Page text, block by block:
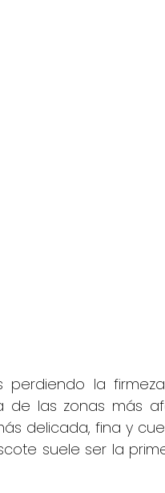
perdiendo la
de las zonas más
delicada, fina y
suele ser la